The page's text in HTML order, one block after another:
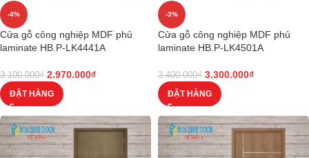
-4%
Cửa gỗ công nghiệp MDF phủ
laminate HB.P-LK4441A
3.100.000₫ 2.970.000₫
ĐẶT HÀNG
-3%
Cửa gỗ công nghiệp MDF phủ
laminate HB.P-LK4501A
3.400.000₫ 3.300.000₫
ĐẶT HÀNG